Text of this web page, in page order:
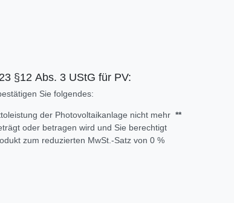
§12 Abs. 3 UStG für PV:
Sie folgendes:
der Photovoltaikanlage nicht mehr
oder betragen wird und Sie berechtigt
zum reduzierten MwSt.-Satz von 0 %
**